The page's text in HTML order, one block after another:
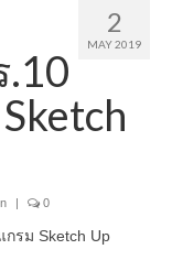
2
MAY 2019
.10
| 0
รม Sketch Up